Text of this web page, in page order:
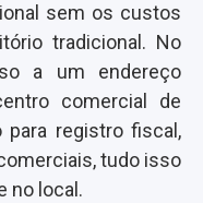
sem os custos
tradicional. No
a um endereço
comercial de
para registro fiscal,
tudo isso
no local.